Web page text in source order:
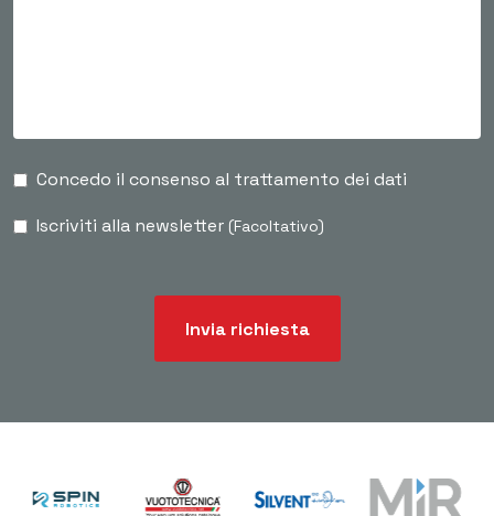
Concedo il consenso al trattamento dei dati
Iscriviti alla newsletter (Facoltativo)
Invia richiesta